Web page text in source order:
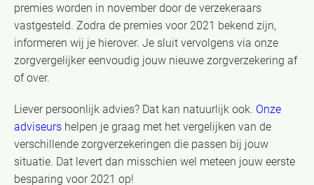
premies worden in november door de verzekeraars
vastgesteld. Zodra de premies voor 2021 bekend zijn,
informeren wij je hierover. Je sluit vervolgens via onze
zorgvergelijker eenvoudig jouw nieuwe zorgverzekering af
of over.
Liever persoonlijk advies? Dat kan natuurlijk ook. Onze
adviseurs helpen je graag met het vergelijken van de
verschillende zorgverzekeringen die passen bij jouw
situatie. Dat levert dan misschien wel meteen jouw eerste
besparing voor 2021 op!